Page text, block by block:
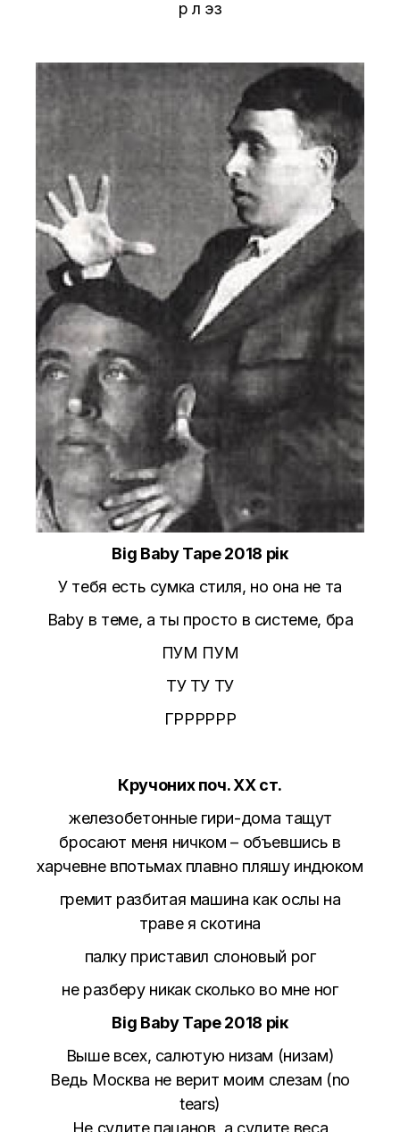
р л эз
Big Baby Tape 2018 рік
У тебя есть сумка стиля, но она не та
Baby в теме, а ты просто в системе, бра
ПУМ ПУМ
ТУ ТУ ТУ
ГРРРРРР
Кручоних поч. ХХ ст.
железобетонные гири-дома тащут
бросают меня ничком – объевшись в
харчевне впотьмах плавно пляшу индюком
гремит разбитая машина как ослы на
траве я скотина
палку приставил слоновый рог
не разберу никак сколько во мне ног
Big Baby Tape 2018 рік
Выше всех, салютую низам (низам)
Ведь Москва не верит моим слезам (no
tears)
Не судите пацанов, а судите веса